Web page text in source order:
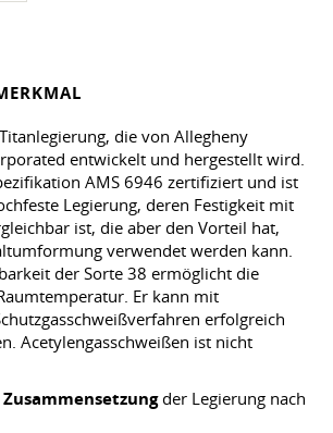
die von Allegheny
entwickelt und hergestellt wird.
AMS 6946 zertifiziert und ist
Legierung, deren Festigkeit mit
ist, die aber den Vorteil hat,
verwendet werden kann.
der Sorte 38 ermöglicht die
Er kann mit
erfolgreich
Acetylengasschweißen ist nicht
der Legierung nach